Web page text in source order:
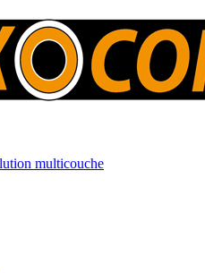
multicouche